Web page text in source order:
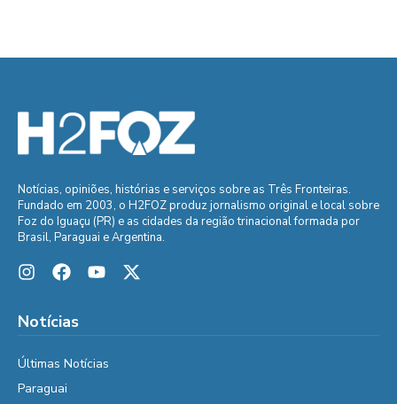
Notícias, opiniões, histórias e serviços sobre as Três Fronteiras.
Fundado em 2003, o H2FOZ produz jornalismo original e local sobre
Foz do Iguaçu (PR) e as cidades da região trinacional formada por
Brasil, Paraguai e Argentina.
Notícias
Últimas Notícias
Paraguai